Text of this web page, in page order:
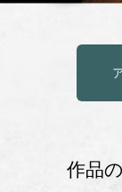
作品